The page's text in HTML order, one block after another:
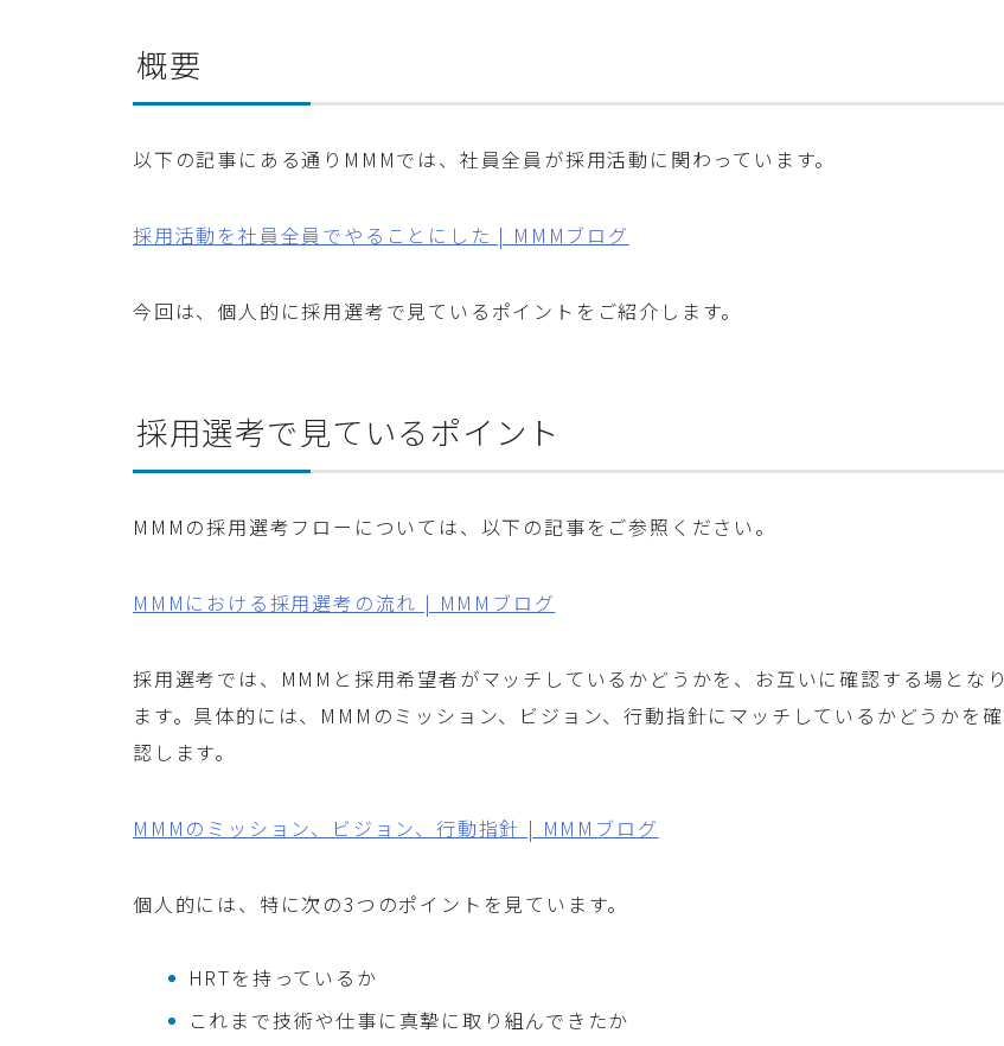
概要
以下の記事にある通りMMMでは、社員全員が採用活動に関わっています。
採用活動を社員全員でやることにした | MMMブログ
今回は、個人的に採用選考で見ているポイントをご紹介します。
採用選考で見ているポイント
MMMの採用選考フローについては、以下の記事をご参照ください。
MMMにおける採用選考の流れ | MMMブログ
採用選考では、MMMと採用希望者がマッチしているかどうかを、お互いに確認する場となり
ます。具体的には、MMMのミッション、ビジョン、行動指針にマッチしているかどうかを確
認します。
MMMのミッション、ビジョン、行動指針 | MMMブログ
個人的には、特に次の3つのポイントを見ています。
HRTを持っているか
これまで技術や仕事に真摯に取り組んできたか